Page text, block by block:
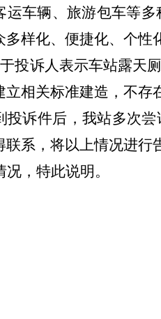
运车辆、旅游包车等多
样化、便捷化、个性
投诉人表示车站露天
立相关标准建造，不存
投诉件后，我站多次
系，将以上情况进行
况，特此说明。